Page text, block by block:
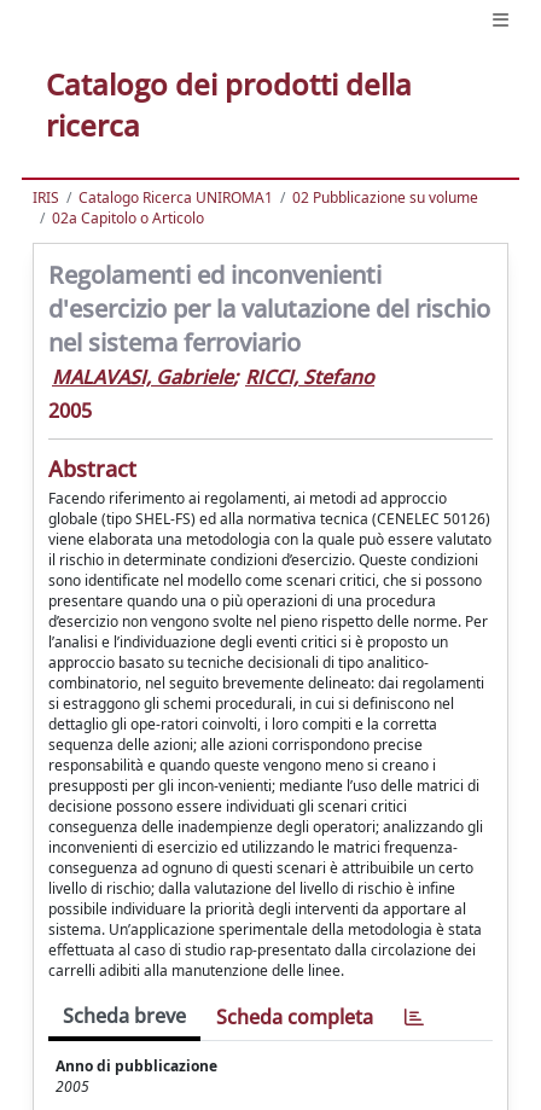
Catalogo dei prodotti della
ricerca
IRIS Catalogo Ricerca UNIROMA1
02 Pubblicazione su volume
02a Capitolo o Articolo
Regolamenti ed inconvenienti
d'esercizio per la valutazione del rischio
nel sistema ferroviario
MALAVASI, Gabriele; RICCI, Stefano
2005
Abstract
Facendo riferimento ai regolamenti, ai metodi ad approccio
globale (tipo SHEL-FS) ed alla normativa tecnica (CENELEC 50126)
viene elaborata una metodologia con la quale può essere valutato
il rischio in determinate condizioni d’esercizio. Queste condizioni
sono identificate nel modello come scenari critici, che si possono
presentare quando una o più operazioni di una procedura
d’esercizio non vengono svolte nel pieno rispetto delle norme. Per
l’analisi e l’individuazione degli eventi critici si è proposto un
approccio basato su tecniche decisionali di tipo analitico-
combinatorio, nel seguito brevemente delineato: dai regolamenti
si estraggono gli schemi procedurali, in cui si definiscono nel
dettaglio gli ope-ratori coinvolti, i loro compiti e la corretta
sequenza delle azioni; alle azioni corrispondono precise
responsabilità e quando queste vengono meno si creano i
presupposti per gli incon-venienti; mediante l’uso delle matrici di
decisione possono essere individuati gli scenari critici
conseguenza delle inadempienze degli operatori; analizzando gli
inconvenienti di esercizio ed utilizzando le matrici frequenza-
conseguenza ad ognuno di questi scenari è attribuibile un certo
livello di rischio; dalla valutazione del livello di rischio è infine
possibile individuare la priorità degli interventi da apportare al
sistema. Un’applicazione sperimentale della metodologia è stata
effettuata al caso di studio rap-presentato dalla circolazione dei
carrelli adibiti alla manutenzione delle linee.
Scheda breve Scheda completa
Anno di pubblicazione
2005